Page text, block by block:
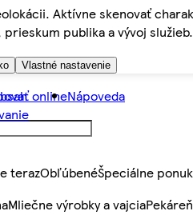
Aktívne skenovať
publika a vývoj služieb.
Vlastné nastavenie
onlineNápoveda
terazObľúbenéŠpeciálne
Mliečne výrobky a vajciaPekáreň